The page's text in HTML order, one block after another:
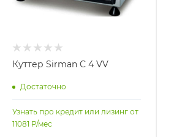
Куттер Sirman C 4 VV
Достаточно
Узнать про кредит или лизинг от
11081 Р/мес